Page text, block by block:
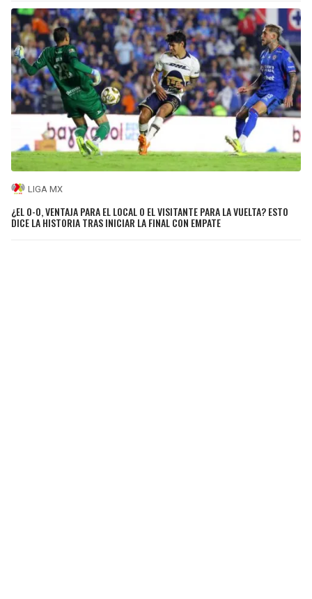
LIGA MX
¿EL 0-0, VENTAJA PARA EL LOCAL O EL VISITANTE PARA LA VUELTA? ESTO
DICE LA HISTORIA TRAS INICIAR LA FINAL CON EMPATE